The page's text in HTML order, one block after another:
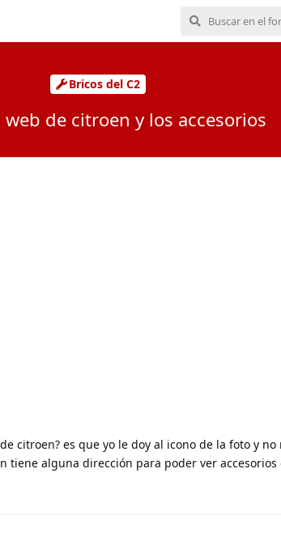
Bricos del C2
web de citroen y los accesorios
citroen? es que yo le doy al icono de la foto y no
tiene alguna dirección para poder ver accesorios